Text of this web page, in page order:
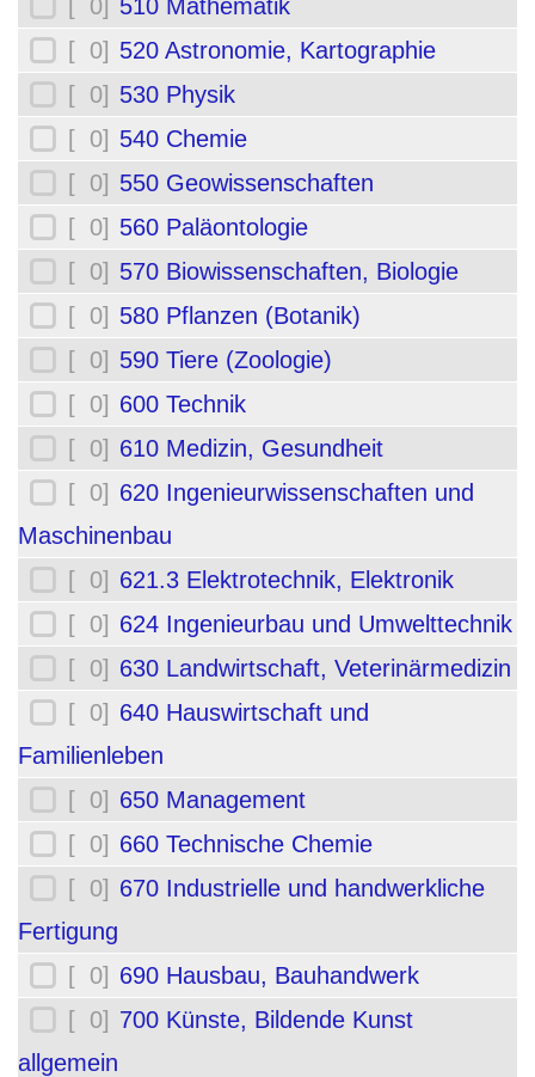
[ 0]
510 Mathematik
[ 0] 520 Astronomie, Kartographie
[ 0] 530 Physik
[ 0] 540 Chemie
[ 0] 550 Geowissenschaften
[ 0] 560 Paläontologie
[ 0] 570 Biowissenschaften, Biologie
[ 0] 580 Pflanzen (Botanik)
[ 0] 590 Tiere (Zoologie)
[ 0] 600 Technik
[ 0] 610 Medizin, Gesundheit
[ 0] 620 Ingenieurwissenschaften und
Maschinenbau
[ 0] 621.3 Elektrotechnik, Elektronik
[ 0] 624 Ingenieurbau und Umwelttechnik
[ 0] 630 Landwirtschaft, Veterinärmedizin
[ 0] 640 Hauswirtschaft und
Familienleben
[ 0] 650 Management
[ 0] 660 Technische Chemie
[ 0] 670 Industrielle und handwerkliche
Fertigung
[ 0] 690 Hausbau, Bauhandwerk
[ 0] 700 Künste, Bildende Kunst
allgemein